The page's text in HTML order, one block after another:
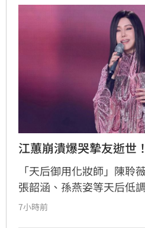
江蕙崩潰爆哭摯友逝世
「天后御用化妝師」陳聆
張韶涵、孫燕姿等天后低
在國外無法出席，委託經
7小時前